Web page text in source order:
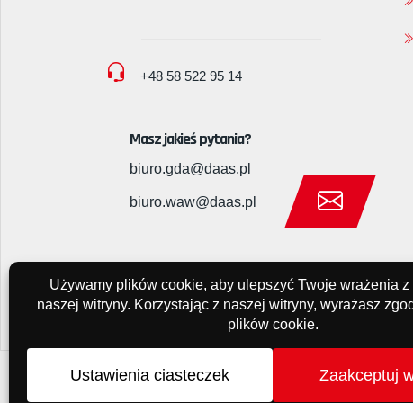
+48 58 522 95 14
Masz jakieś pytania?
biuro.gda@daas.pl
biuro.waw@daas.pl